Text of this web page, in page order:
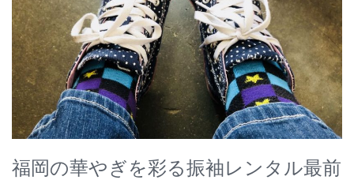
福岡の華やぎを彩る振袖レンタル最前